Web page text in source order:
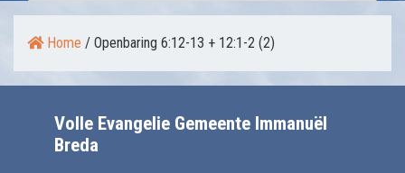
Home / Openbaring 6:12-13 + 12:1-2 (2)
Volle Evangelie Gemeente Immanuël
Breda